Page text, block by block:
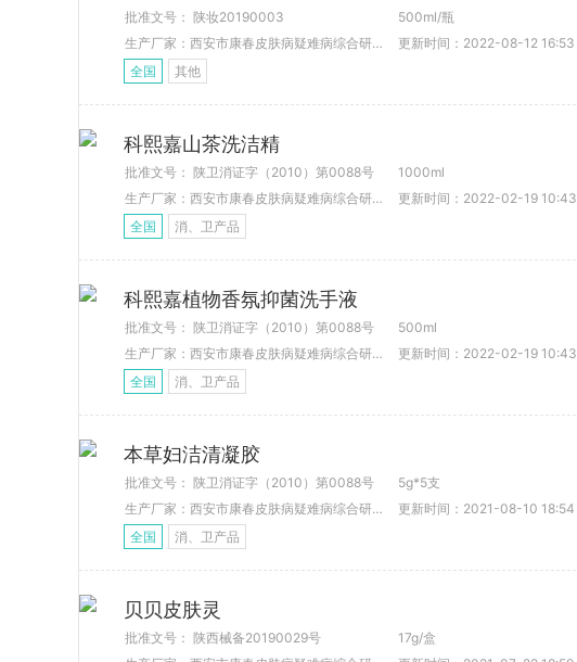
批准文号： 陕妆20190003
500ml/瓶
生产厂家：西安市康春皮肤病疑难病综合研究所
更新时间：2022-08-12 16:53
全国
其他
科熙嘉山茶洗洁精
批准文号： 陕卫消证字（2010）第0088号
1000ml
生产厂家：西安市康春皮肤病疑难病综合研究所
更新时间：2022-02-19 10:43
全国
消、卫产品
科熙嘉植物香氛抑菌洗手液
批准文号： 陕卫消证字（2010）第0088号
500ml
生产厂家：西安市康春皮肤病疑难病综合研究所
更新时间：2022-02-19 10:43
全国
消、卫产品
本草妇洁清凝胶
批准文号： 陕卫消证字（2010）第0088号
5g*5支
生产厂家：西安市康春皮肤病疑难病综合研究所
更新时间：2021-08-10 18:54
全国
消、卫产品
贝贝皮肤灵
批准文号： 陕西械备20190029号
17g/盒